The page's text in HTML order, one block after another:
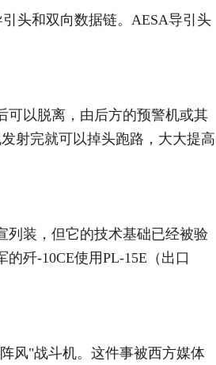
头和双向数据链。AESA导引头
以脱离，由后方的预警机或其
射完就可以掉头跑路，大大提高
列装，但它的技术基础已经被验
歼-10CE使用PL-15E（出口
风"战斗机。这件事被西方媒体